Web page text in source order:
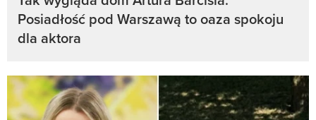
Posiadłość pod Warszawą to oaza spokoju
dla aktora